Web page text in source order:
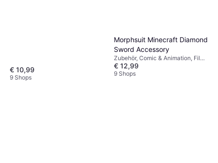
€ 10,99
9 Shops
Morphsuit Minecraft Diamond
Sword Accessory
Zubehör, Comic & Animation, Film
& TV, Spiel & Spielzeug, Waffe,
Sonstige Filme & TV
€ 12,99
9 Shops